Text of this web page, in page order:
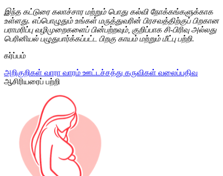
இந்த கட்டுரை கலாச்சார மற்றும் பொது கல்வி நோக்கங்களுக்காக
உள்ளது. எப்பொழுதும் உங்கள் மருத்துவரின் பிரசவத்திற்குப் பிறகான
பராமரிப்பு வழிமுறைகளைப் பின்பற்றவும், குறிப்பாக சி-பிரிவு அல்லது
பெரினியல் பழுதுபார்க்கப்பட்ட பிறகு காயம் மற்றும் மீட்பு பற்றி.
கர்ப்பம்
அறிகுறிகள் வாரா வாரம் ஊட்டச்சத்து கருவிகள் வலைப்பதிவு
ஆசிரியரைப் பற்றி